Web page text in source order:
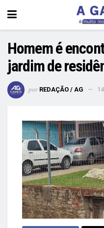
Homem é
jardim de
por REDAÇÃO / AG